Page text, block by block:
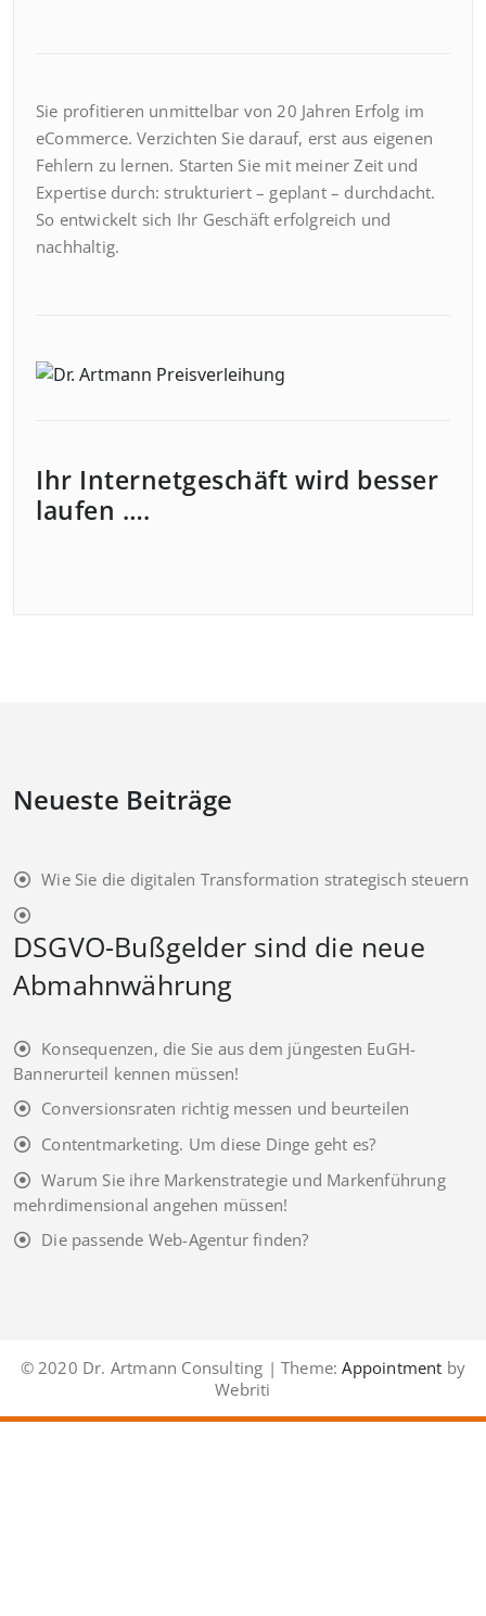
Sie profitieren unmittelbar von 20 Jahren Erfolg im
eCommerce. Verzichten Sie darauf, erst aus eigenen
Fehlern zu lernen. Starten Sie mit meiner Zeit und
Expertise durch: strukturiert – geplant – durchdacht.
So entwickelt sich Ihr Geschäft erfolgreich und
nachhaltig.
Ihr Internetgeschäft wird besser
laufen ….
Neueste Beiträge
Wie Sie die digitalen Transformation strategisch steuern
DSGVO-Bußgelder sind die neue
Abmahnwährung
Konsequenzen, die Sie aus dem jüngesten EuGH-
Bannerurteil kennen müssen!
Conversionsraten richtig messen und beurteilen
Contentmarketing. Um diese Dinge geht es?
Warum Sie ihre Markenstrategie und Markenführung
mehrdimensional angehen müssen!
Die passende Web-Agentur finden?
© 2020 Dr. Artmann Consulting | Theme: Appointment by
Webriti